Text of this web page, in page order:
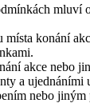
mluví
místa konání
akce nebo
a ujednáními
nebo